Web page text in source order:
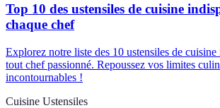
Top 10 des ustensiles de cuisine
chaque chef
Explorez notre liste des 10 ustensiles de
tout chef passionné. Repoussez vos limites
incontournables !
Cuisine Ustensiles